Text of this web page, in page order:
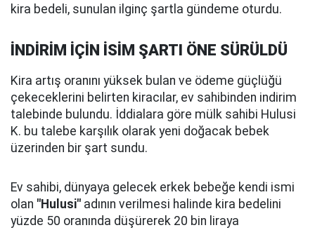
kira bedeli, sunulan ilginç şartla gündeme oturdu.
İNDİRİM İÇİN İSİM ŞARTI ÖNE SÜRÜLDÜ
Kira artış oranını yüksek bulan ve ödeme güçlüğü
çekeceklerini belirten kiracılar, ev sahibinden indirim
talebinde bulundu. İddialara göre mülk sahibi Hulusi
K. bu talebe karşılık olarak yeni doğacak bebek
üzerinden bir şart sundu.
Ev sahibi, dünyaya gelecek erkek bebeğe kendi ismi
olan "Hulusi" adının verilmesi halinde kira bedelini
yüzde 50 oranında düşürerek 20 bin liraya